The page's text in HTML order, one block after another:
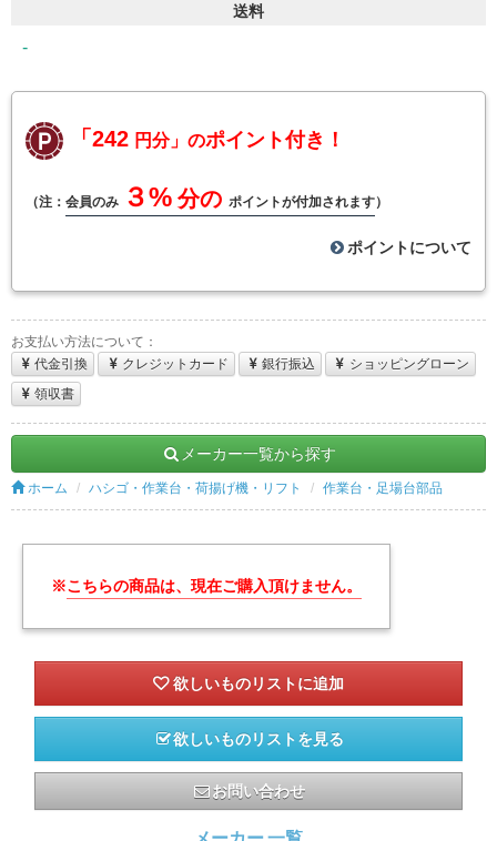
送料
-
「242 円分」のポイント付き！
（注： 会員のみ ３% 分の ポイントが付加されます）
ポイントについて
お支払い方法について：
代金引換
クレジットカード 銀行振込
ショッピングローン
領収書
メーカー一覧から探す
ホーム ハシゴ・作業台・荷揚げ機・リフト 作業台・足場台部品
※こちらの商品は、現在ご購入頂けません。
欲しいものリストを見る
お問い合わせ